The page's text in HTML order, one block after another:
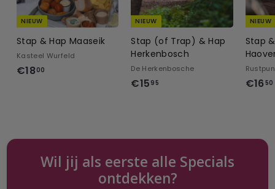
NIEUW
Stap & Hap Maaseik
Kasteel Wurfeld
€18 00
0
NIEUW
Stap (of Trap) & Hap
Herkenbosch
De Herkenbosche
€15 95
9
5
NIEUW
Stap
€16 50
Wil jij als eerste alle Specials
ontdekken?